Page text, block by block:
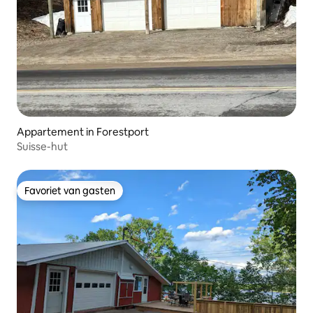
Appartement in Forestport
Suisse-hut
Favoriet van gasten
Favoriet van gasten